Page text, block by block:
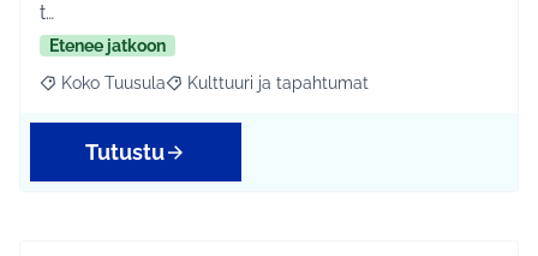
t…
Etenee jatkoon
Rajaa tulokset aihepiirin mukaan: Koko Tuusula
Koko Tuusula Rajaa tulokset teeman mukaan: Kulttuuri ja
Kulttuuri ja tapahtumat
Tutustu